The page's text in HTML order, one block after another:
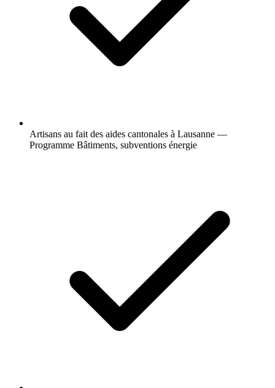
Artisans au fait des aides cantonales à Lausanne —
Programme Bâtiments, subventions énergie